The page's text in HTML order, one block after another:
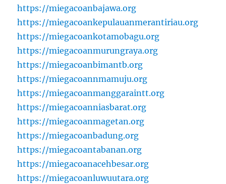
https://miegacoanbajawa.org
https://miegacoankepulauanmerantiriau.org
https://miegacoankotamobagu.org
https://miegacoanmurungraya.org
https://miegacoanbimantb.org
https://miegacoannmamuju.org
https://miegacoanmanggaraintt.org
https://miegacoanniasbarat.org
https://miegacoanmagetan.org
https://miegacoanbadung.org
https://miegacoantabanan.org
https://miegacoanacehbesar.org
https://miegacoanluwuutara.org